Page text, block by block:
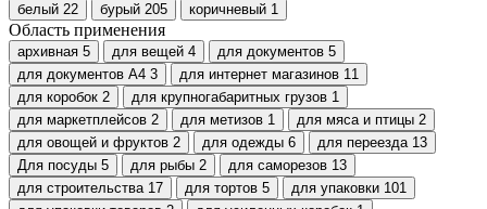
белый 22 бурый 205 коричневый 1
Область применения
архивная 5 для вещей 4 для документов 5
для документов А4 3 для интернет магазинов 11
для коробок 2 для крупногабаритных грузов 1
для маркетплейсов 2 для метизов 1 для мяса и птицы 2
для овощей и фруктов 2 для одежды 6 для переезда 13
Для посуды 5 для рыбы 2 для саморезов 13
для строительства 17 для тортов 5 для упаковки 101